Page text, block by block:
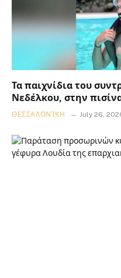
Τα παιχνίδια του
Νεδέλκου, στην
ΘΕΣΣΑΛΟΝΊΚΗ July 26,